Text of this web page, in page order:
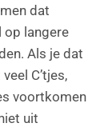
dat
op langere
Als je dat
C’tjes,
voortkomen
uit